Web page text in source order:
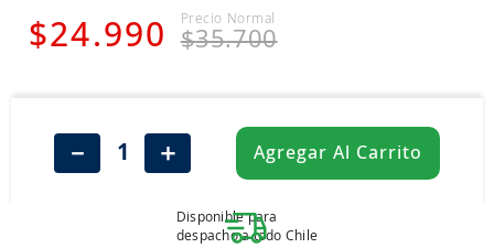
$24.990 $35.700
＋
－ Agregar Al Carrito
Disponible para
despacho a todo Chile
9.
aceite